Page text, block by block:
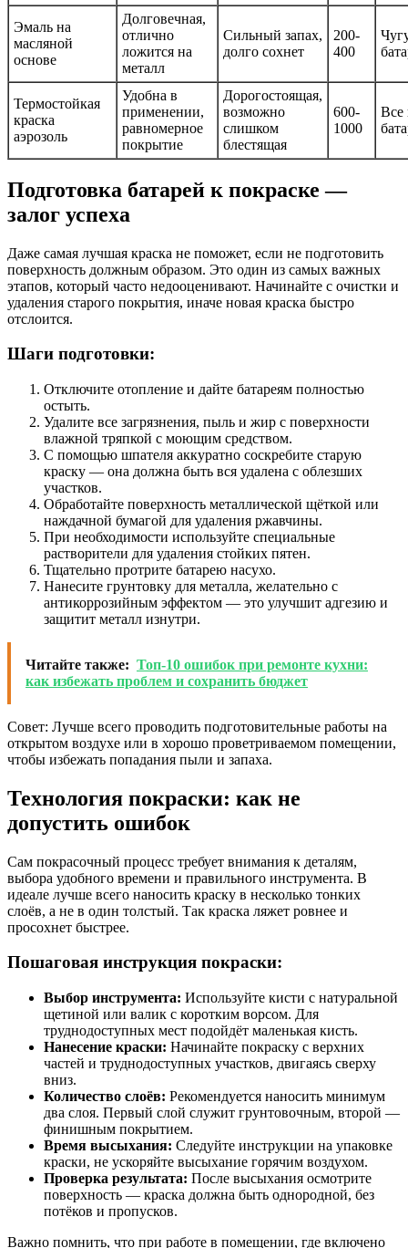
Эмаль на
масляной
основе
Долговечная,
отлично
ложится на
металл
Сильный запах,
долго сохнет
200-
400
Термостойкая
краска
аэрозоль
Удобна в
применении,
равномерное
покрытие
Дорогостоящая,
возможно
слишком
блестящая
600-
1000
Все
Подготовка батарей к покраске —
залог успеха
Даже самая лучшая краска не поможет, если не подготовить
поверхность должным образом. Это один из самых важных
этапов, который часто недооценивают. Начинайте с очистки и
удаления старого покрытия, иначе новая краска быстро
отслоится.
Шаги подготовки:
Отключите отопление и дайте батареям полностью
остыть.
Удалите все загрязнения, пыль и жир с поверхности
влажной тряпкой с моющим средством.
С помощью шпателя аккуратно соскребите старую
краску — она должна быть вся удалена с облезших
участков.
Обработайте поверхность металлической щёткой или
наждачной бумагой для удаления ржавчины.
При необходимости используйте специальные
растворители для удаления стойких пятен.
Тщательно протрите батарею насухо.
Нанесите грунтовку для металла, желательно с
антикоррозийным эффектом — это улучшит адгезию и
защитит металл изнутри.
Читайте также: Топ-10 ошибок при ремонте кухни:
как избежать проблем и сохранить бюджет
Совет: Лучше всего проводить подготовительные работы на
открытом воздухе или в хорошо проветриваемом помещении,
чтобы избежать попадания пыли и запаха.
Технология покраски: как не
допустить ошибок
Сам покрасочный процесс требует внимания к деталям,
выбора удобного времени и правильного инструмента. В
идеале лучше всего наносить краску в несколько тонких
слоёв, а не в один толстый. Так краска ляжет ровнее и
просохнет быстрее.
Пошаговая инструкция покраски:
Выбор инструмента: Используйте кисти с натуральной
щетиной или валик с коротким ворсом. Для
труднодоступных мест подойдёт маленькая кисть.
Нанесение краски: Начинайте покраску с верхних
частей и труднодоступных участков, двигаясь сверху
вниз.
Количество слоёв: Рекомендуется наносить минимум
два слоя. Первый слой служит грунтовочным, второй —
финишным покрытием.
Время высыхания: Следуйте инструкции на упаковке
краски, не ускоряйте высыхание горячим воздухом.
Проверка результата: После высыхания осмотрите
поверхность — краска должна быть однородной, без
потёков и пропусков.
Важно помнить, что при работе в помещении, где включено